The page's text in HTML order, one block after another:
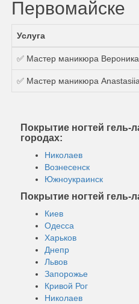
Первомайске
Услуга
✅ Мастер маникюра
✅ Мастер маникюра
Покрытие ногтей гель-
городах:
Николаев
Вознесенск
Южноукраинск
Покрытие ногтей гель-
Киев
Одесса
Харьков
Днепр
Львов
Запорожье
Кривой Рог
Николаев